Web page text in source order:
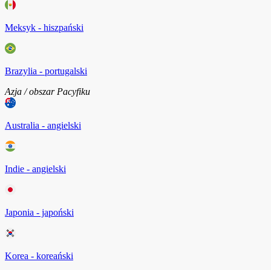
Meksyk - hiszpański
Brazylia - portugalski
Azja / obszar Pacyfiku
Australia - angielski
Indie - angielski
Japonia - japoński
Korea - koreański